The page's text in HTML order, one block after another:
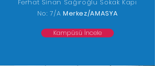
Ferhat Sinan Sağıroğlu Sokak Kapı
No: 7/A Merkez/AMASYA
Kampüsü İncele